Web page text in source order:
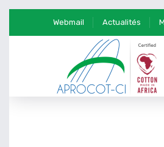
Webmail Actualités